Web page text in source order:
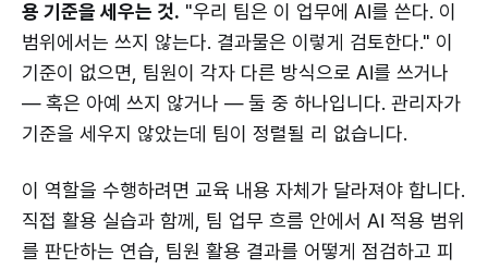
용 기준을 세우는 것. "우리 팀은 이 업무에 AI를 쓴다. 이
범위에서는 쓰지 않는다. 결과물은 이렇게 검토한다." 이
기준이 없으면, 팀원이 각자 다른 방식으로 AI를 쓰거나
— 혹은 아예 쓰지 않거나 — 둘 중 하나입니다. 관리자가
기준을 세우지 않았는데 팀이 정렬될 리 없습니다.
이 역할을 수행하려면 교육 내용 자체가 달라져야 합니다.
직접 활용 실습과 함께, 팀 업무 흐름 안에서 AI 적용 범위
를 판단하는 연습, 팀원 활용 결과를 어떻게 점검하고 피